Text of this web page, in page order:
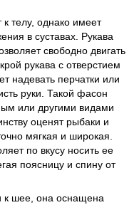
к телу, однако имеет
в суставах. Рукава
свободно двигать
рукава с отверстием
надевать перчатки или
руки. Такой фасон
или другими видами
оценят рыбаки и
мягкая и широкая.
по вкусу носить ее
поясницу и спину от
к шее, она оснащена